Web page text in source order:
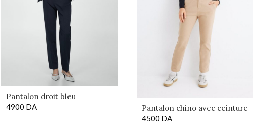
Pantalon droit bleu
4900 DA Pantalon chino avec ceinture
4500 DA